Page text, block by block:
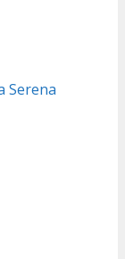
Serena